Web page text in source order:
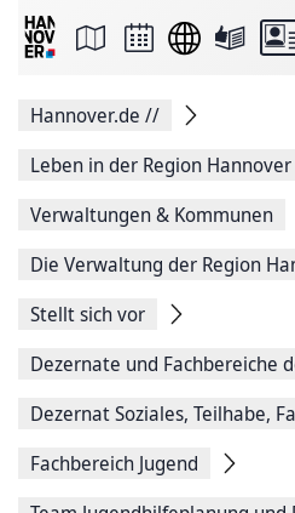
Seite
Facebook
teilen
Seitenlink
Seite
Hannover.de //
Leben in der Region Hannover
Verwaltungen & Kommunen
Die Verwaltung der Region
Stellt sich vor
Dezernate und Fachbereiche
Dezernat Soziales, Teilhabe,
Fachbereich Jugend